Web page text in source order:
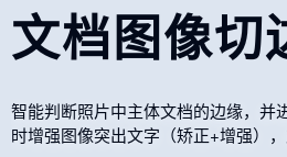
文档图像切
智能判断照片中主体文档的边缘，并
时增强图像突出文字（矫正+增强）